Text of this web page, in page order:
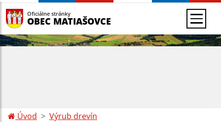
Oficiálne stránky
OBEC MATIAŠOVCE
Úvod Výrub drevín